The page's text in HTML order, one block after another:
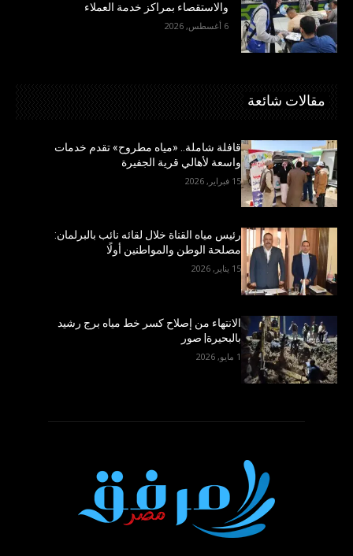
والاستقصاء بمراكز خدمة العملاء
6 أغسطس, 2026
مقالات شائعة
قافلة شاملة.. «مياه مطروح» تقدم خدمات
واسعة لأهالي قرية الجفيرة
15 فبراير, 2026
رئيس مياه القناة خلال لقائه نائب بالبرلمان:
مصلحة الوطن والمواطنين أولًا
15 يناير, 2026
الانتهاء من إصلاح كسر خط مياه برج رشيد
بالبحيرة| صور
1 مايو, 2026